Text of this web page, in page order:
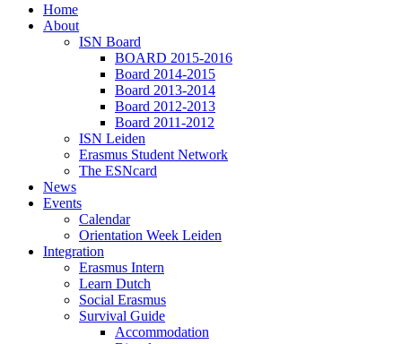
Home
About
ISN Board
BOARD 2015-2016
Board 2014-2015
Board 2013-2014
Board 2012-2013
Board 2011-2012
ISN Leiden
Erasmus Student Network
The ESNcard
News
Events
Calendar
Orientation Week Leiden
Integration
Erasmus Intern
Learn Dutch
Social Erasmus
Survival Guide
Accommodation